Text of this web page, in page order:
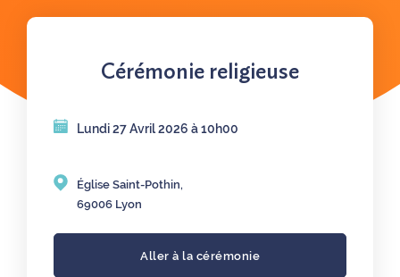
Cérémonie religieuse
Lundi 27 Avril 2026 à 10h00
Église Saint-Pothin,
69006 Lyon
Aller à la cérémonie